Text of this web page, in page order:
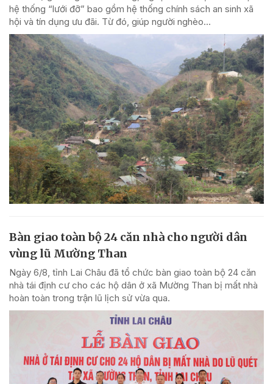
hệ thống “lưới đỡ” bao gồm hệ thống chính sách an sinh xã
hội và tín dụng ưu đãi. Từ đó, giúp người nghèo...
Bàn giao toàn bộ 24 căn nhà cho người dân
vùng lũ Mường Than
Ngày 6/8, tỉnh Lai Châu đã tổ chức bàn giao toàn bộ 24 căn
nhà tái định cư cho các hộ dân ở xã Mường Than bị mất nhà
hoàn toàn trong trận lũ lịch sử vừa qua.